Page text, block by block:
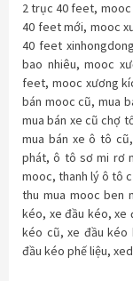
2 trục 40 feet,
40 feet mới, mooc
40 feet xinhongdong
bao nhiêu,mooc
feet, mooc xương
bán mooc cũ,mua
mua bán xe cũ chợ
mua bán xe ô tô cũ,
phát,ô tô sơ mi rơ
mooc, thanh lý ô tô
thu mua mooc ben
kéo, xe đầu kéo, xe
kéo cũ,xe đầu kéo
đầu kéo phế liệu,